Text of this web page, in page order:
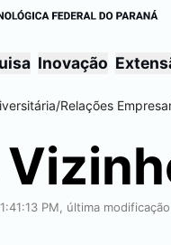
Inovação
/Relações
PM, última